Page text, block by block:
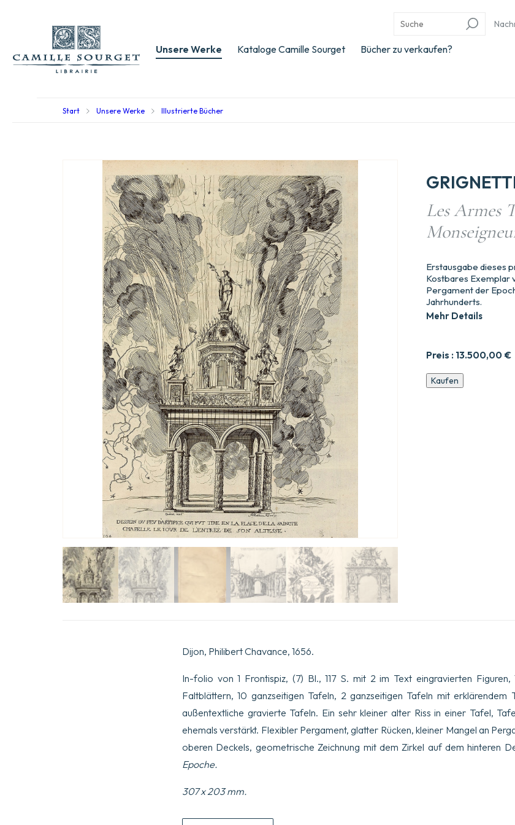
Unsere Werke Kataloge Camille Sourget Bücher zu verkaufen?
Start Unsere Werke Illustrierte Bücher
Les Armes
Preis : 13.500,00 €
Erstausgabe dieses
Kostbares Exemplar
Pergament der
Jahrhunderts.
Mehr Details
Les
Armes
Kaufen
Dijon, Philibert Chavance, 1656.
In-folio von 1 Frontispiz, (7) Bl., 117 S. mit 2 im Text eingravierten
Faltblättern, 10 ganzseitigen Tafeln, 2 ganzseitigen Tafeln mit erklärendem
außentextliche gravierte Tafeln. Ein sehr kleiner alter Riss in einer Tafel,
ehemals verstärkt. Flexibler Pergament, glatter Rücken, kleiner Mangel an
oberen Deckels, geometrische Zeichnung mit dem Zirkel auf dem hinteren
Epoche.
307 x 203 mm.